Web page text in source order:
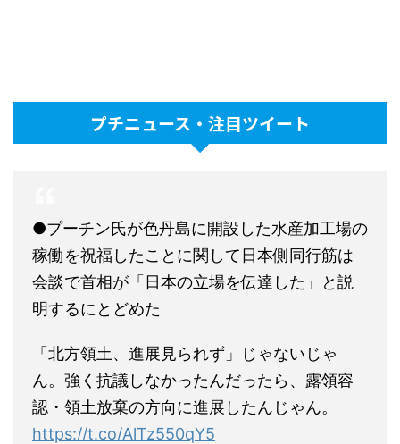
プチニュース・注目ツイート
●プーチン氏が色丹島に開設した水産加工場の
稼働を祝福したことに関して日本側同行筋は
会談で首相が「日本の立場を伝達した」と説
明するにとどめた
「北方領土、進展見られず」じゃないじゃ
ん。強く抗議しなかったんだったら、露領容
認・領土放棄の方向に進展したんじゃん。
https://t.co/AlTz550qY5